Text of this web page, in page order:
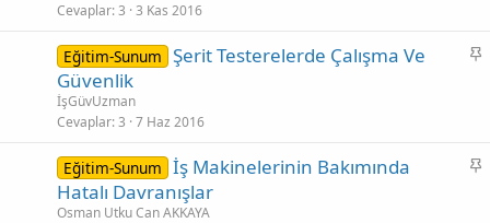
t
Cevaplar 3 3 Kas 2016
S
Eğitim-Sunum Şerit Testerelerde Çalışma Ve
Güvenlik
İşGüvUzman
Cevaplar 3 7 Haz 2016
S
Eğitim-Sunum İş Makinelerinin Bakımında
Hatalı Davranışlar
Osman Utku Can AKKAYA